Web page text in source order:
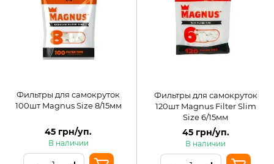
Фильтры для самокруток
100шт Magnus Size 8/15мм
45 грн/уп.
В наличии
Фильтры для самокруток
120шт Magnus Filter Slim
Size 6/15мм
45 грн/уп.
В наличии